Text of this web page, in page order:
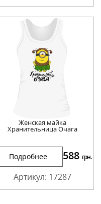
Женская майка
Хранительница Очага
Подробнее 588 грн.
Артикул: 17287